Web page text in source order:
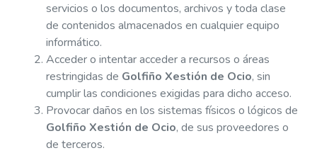
servicios o los documentos, archivos y toda clase
de contenidos almacenados en cualquier equipo
informático.
Acceder o intentar acceder a recursos o áreas
restringidas de Golfiño Xestión de Ocio, sin
cumplir las condiciones exigidas para dicho acceso.
Provocar daños en los sistemas físicos o lógicos de
Golfiño Xestión de Ocio, de sus proveedores o
de terceros.